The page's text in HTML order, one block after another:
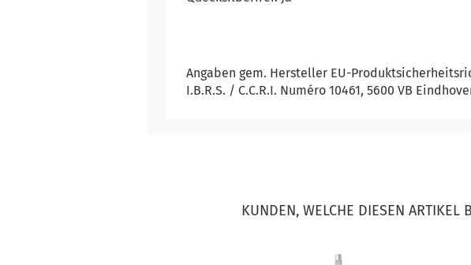
Angaben gem. Hersteller EU-
I.B.R.S. / C.C.R.I. Numéro 10461, 5600 VB
KUNDEN, WELCHE DIESEN ARTIKEL